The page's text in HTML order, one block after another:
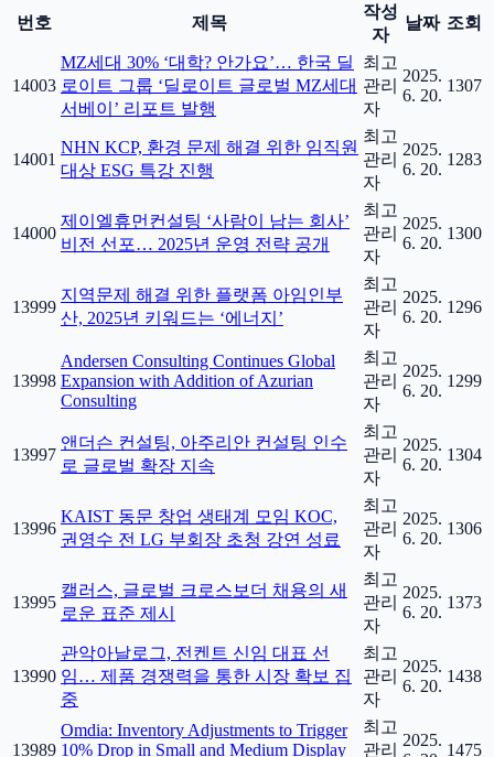
번호
제목
작성
자
날짜 조회
14003
MZ세대 30% ‘대학? 안가요’… 한국 딜
로이트 그룹 ‘딜로이트 글로벌 MZ세대
서베이’ 리포트 발행
최고
관리
자
2025.
6. 20.
1307
14001
NHN KCP, 환경 문제 해결 위한 임직원
대상 ESG 특강 진행
최고
관리
자
2025.
6. 20.
1283
14000
제이엘휴먼컨설팅 ‘사람이 남는 회사’
비전 선포… 2025년 운영 전략 공개
최고
관리
자
2025.
6. 20.
1300
13999
지역문제 해결 위한 플랫폼 아임인부
산, 2025년 키워드는 ‘에너지’
최고
관리
자
2025.
6. 20.
1296
13998
Andersen Consulting Continues Global
Expansion with Addition of Azurian
Consulting
최고
관리
자
2025.
6. 20.
1299
13997
앤더슨 컨설팅, 아주리안 컨설팅 인수
로 글로벌 확장 지속
최고
관리
자
2025.
6. 20.
1304
13996
KAIST 동문 창업 생태계 모임 KOC,
권영수 전 LG 부회장 초청 강연 성료
최고
관리
자
2025.
6. 20.
1306
13995
캘러스, 글로벌 크로스보더 채용의 새
로운 표준 제시
최고
관리
자
2025.
6. 20.
1373
13990
관악아날로그, 전켄트 신임 대표 선
임… 제품 경쟁력을 통한 시장 확보 집
중
최고
관리
자
2025.
6. 20.
1438
13989
Omdia: Inventory Adjustments to Trigger
10% Drop in Small and Medium Display
최고
관리
2025.
1475